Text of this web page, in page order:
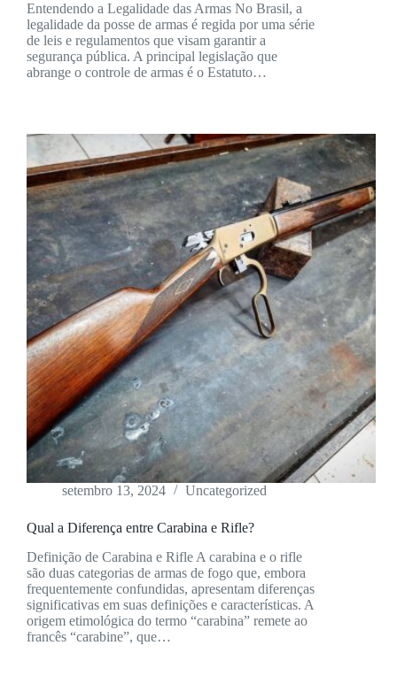
Entendendo a Legalidade das Armas No Brasil, a
legalidade da posse de armas é regida por uma série
de leis e regulamentos que visam garantir a
segurança pública. A principal legislação que
abrange o controle de armas é o Estatuto…
setembro 13, 2024 Uncategorized
Qual a Diferença entre Carabina e Rifle?
Definição de Carabina e Rifle A carabina e o rifle
são duas categorias de armas de fogo que, embora
frequentemente confundidas, apresentam diferenças
significativas em suas definições e características. A
origem etimológica do termo “carabina” remete ao
francês “carabine”, que…